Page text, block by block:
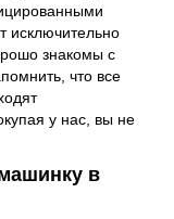
исключительно
знакомы с
что все
у нас, вы не
в